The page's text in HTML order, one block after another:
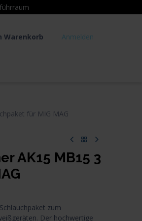
Warenkorb Anmelden
für MIG MAG
AK15 MB15 3
zum
Der hochwertige